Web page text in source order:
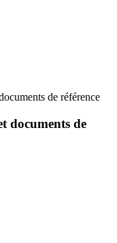
de référence
documents de